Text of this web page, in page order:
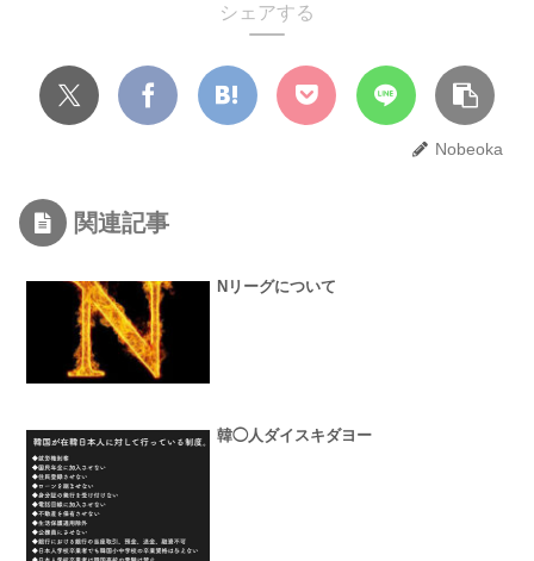
シェアする
Nobeoka
関連記事
Nリーグについて
韓◯人ダイスキダヨー